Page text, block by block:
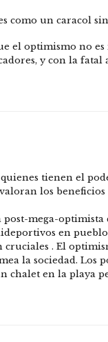
como un caracol
el optimismo no
y con la fatal
tienen el
los
post-mega-
en
cruciales . El
la sociedad. Los
chalet en la playa